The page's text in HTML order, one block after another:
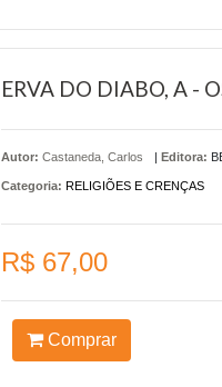
ERVA DO DIABO, A -
Autor: Castaneda, Carlos | Editora:
Categoria: RELIGIÕES E CRENÇAS
R$ 67,00
Comprar